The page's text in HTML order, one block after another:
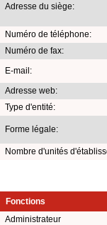
Adresse du siège:
Numéro de téléphone:
Numéro de fax:
E-mail:
Adresse web:
Type d'entité:
Forme légale:
Nombre d'unités
Fonctions
Administrateur